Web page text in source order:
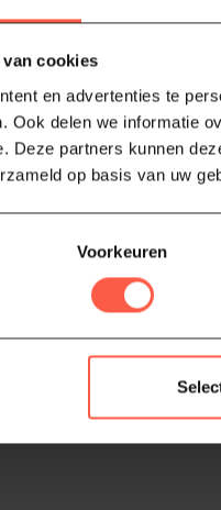
van cookies
en advertenties te
Ook delen we informatie
Deze partners kunnen
op basis van uw
Voorkeuren
Non-Stick
wokpan met keramische
is ideaal voor roerbakken